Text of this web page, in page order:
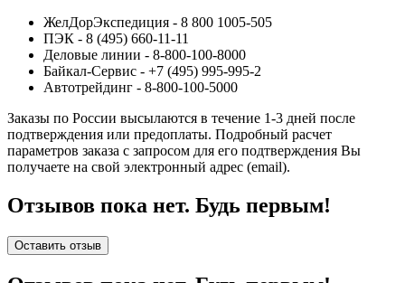
ЖелДорЭкспедиция - 8 800 1005-505
ПЭК - 8 (495) 660-11-11
Деловые линии - 8-800-100-8000
Байкал-Сервис - +7 (495) 995-995-2
Автотрейдинг - 8-800-100-5000
Заказы по России высылаются в течение 1-3 дней после
подтверждения или предоплаты. Подробный расчет
параметров заказа с запросом для его подтверждения Вы
получаете на свой электронный адрес (email).
Отзывов пока нет. Будь первым!
Оставить отзыв